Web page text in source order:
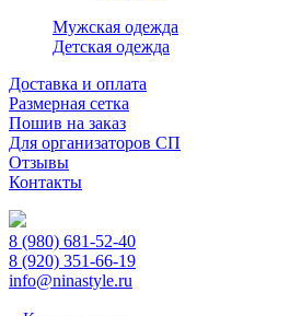
Мужская одежда
Детская одежда
Доставка и оплата
Размерная сетка
Пошив на заказ
Для организаторов СП
Отзывы
Контакты
8 (980) 681-52-40
8 (920) 351-66-19
info@ninastyle.ru